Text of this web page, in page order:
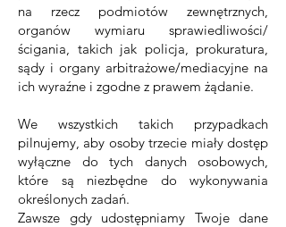
na rzecz podmiotów zewnętrznych,
organów wymiaru sprawiedliwości/
ścigania, takich jak policja, prokuratura,
sądy i organy arbitrażowe/mediacyjne na
ich wyraźne i zgodne z prawem żądanie.
We wszystkich takich przypadkach
pilnujemy, aby osoby trzecie miały dostęp
wyłączne do tych danych osobowych,
które są niezbędne do wykonywania
określonych zadań.
Zawsze gdy udostępniamy Twoje dane